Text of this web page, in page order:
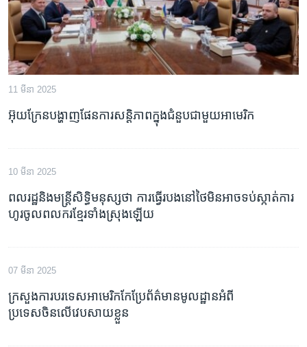
11 មីនា 2025
អ៊ុយក្រែន​បង្ហាញ​ផែនការ​សន្តិភាព​ក្នុង​ជំនួប​ជាមួយ​អាមេរិក
10 មីនា 2025
ពលរដ្ឋនិងមន្រ្តីសិទ្ធិមនុស្សថា ការធ្វើរបងនៅថៃមិនអាចទប់ស្កាត់ការ
ហូរចូលពលករខ្មែរទាំងស្រុងឡើយ
07 មីនា 2025
ក្រសួងការបរទេសអាមេរិកកែប្រែព័ត៌មានមូលដ្ឋានអំពី
ប្រទេសចិនលើវេបសាយខ្លួន